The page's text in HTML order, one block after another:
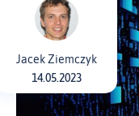
Jacek Ziemczyk
14.05.2023